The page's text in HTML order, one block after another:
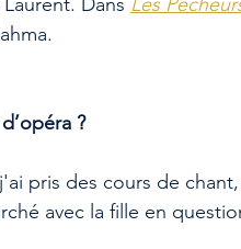
?
pris des cours de
avec la fille en